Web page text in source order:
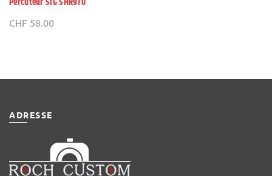
CHF 58.00
ADRESSE